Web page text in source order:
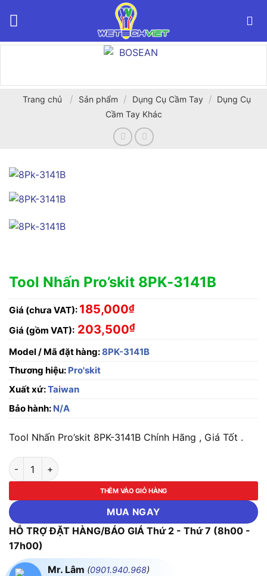
Trang chủ / Sản phẩm / Dụng Cụ Cầm Tay / Dụng Cụ
Cầm Tay Khác
Tool Nhấn Pro’skit 8PK-3141B
Giá (chưa VAT): 185,000₫
Giá (gồm VAT): 203,500₫
Model / Mã đặt hàng:8PK-3141B
Thương hiệu: Pro'skit
Xuất xứ:Taiwan
Bảo hành: N/A
Tool Nhấn Pro’skit 8PK-3141B Chính Hãng , Giá Tốt .
Tool Nhấn Pro'skit 8PK-3141B số lượng
THÊM VÀO GIỎ HÀNG
MUA NGAY
HỖ TRỢ ĐẶT HÀNG/BÁO GIÁ Thứ 2 - Thứ 7 (8h00 -
17h00)
Mr. Lâm (0901.940.968)